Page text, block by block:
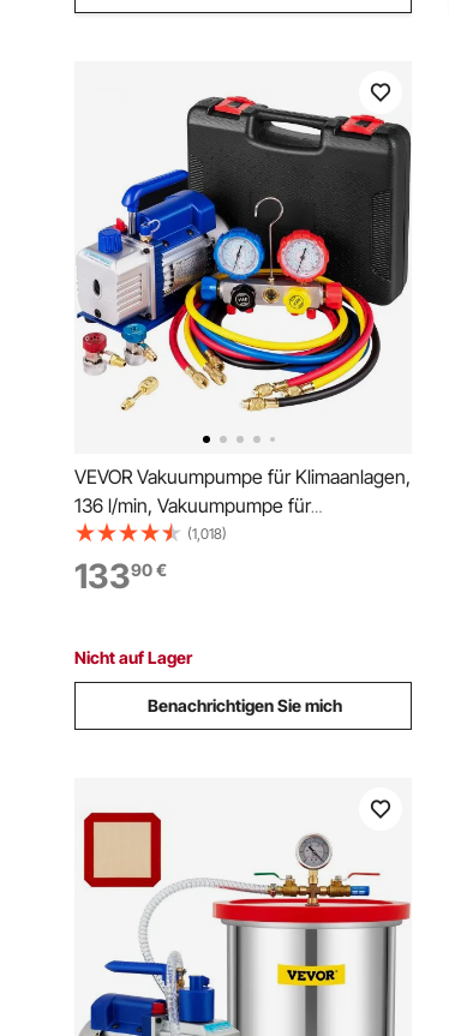
VEVOR Vakuumpumpe für Klimaanlagen,
136 l/min, Vakuumpumpe für
Kältetechnik HVAC 1/3 HP mit 4-Wege-
Manometer-Kit und Schlauch 1440
U/min Tragetasche für Autoklimaanlagen
(1,018)
13390€
Nicht auf Lager
Benachrichtigen Sie mich